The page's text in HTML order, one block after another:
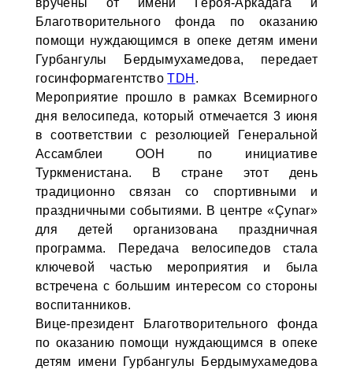
вручены от имени Героя-Аркадага и
Благотворительного фонда по оказанию
помощи нуждающимся в опеке детям имени
Гурбангулы Бердымухамедова, передает
госинформагентствоTDH .
Мероприятие прошло в рамках Всемирного
дня велосипеда, который отмечается 3 июня
в соответствии с резолюцией Генеральной
Ассамблеи ООН по инициативе
Туркменистана. В стране этот день
традиционно связан со спортивными и
праздничными событиями. В центре «Çynar»
для детей организована праздничная
программа. Передача велосипедов стала
ключевой частью мероприятия и была
встречена с большим интересом со стороны
воспитанников.
Вице-президент Благотворительного фонда
по оказанию помощи нуждающимся в опеке
детям имени Гурбангулы Бердымухамедова